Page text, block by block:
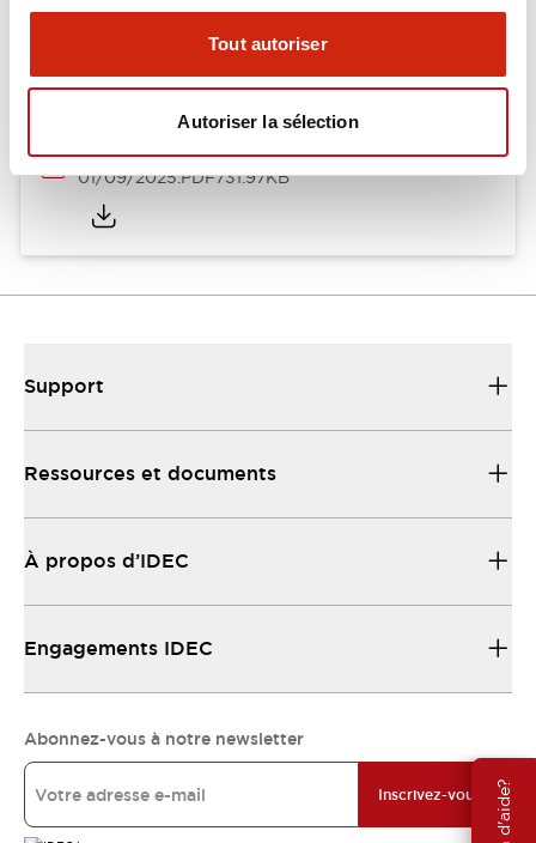
Tout autoriser
Autoriser la sélection
Catalogues Et Brochures Document Technique
LW Catalog
01/09/2025.PDF731.97KB
Support
Ressources et documents
À propos d’IDEC
Engagements IDEC
Abonnez-vous à notre newsletter
Inscrivez-vous